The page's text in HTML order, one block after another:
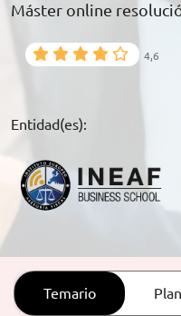
CONOCE
RECURSOS
ARTÍCULOS
Máster online
4,6
Entidad(es):
Temario